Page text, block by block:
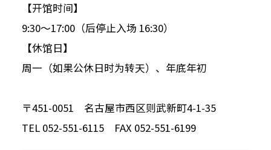
【开馆时间】
9:30～17:00（后停止入场 16:30）
【休馆日】
周一（如果公休日时为转天）、年底年初
〒451-0051 名古屋市西区则武新町4-1-35
TEL 052-551-6115 FAX 052-551-6199